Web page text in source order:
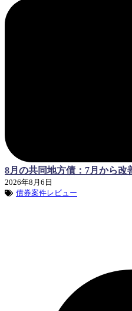
8月の共同地方債：7月から改
2026年8月6日
債券案件レビュー